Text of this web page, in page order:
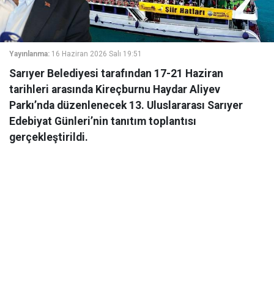
Yayınlanma: 16 Haziran 2026 Salı 19:51
Sarıyer Belediyesi tarafından 17-21 Haziran
tarihleri arasında Kireçburnu Haydar Aliyev
Parkı’nda düzenlenecek 13. Uluslararası Sarıyer
Edebiyat Günleri’nin tanıtım toplantısı
gerçekleştirildi.